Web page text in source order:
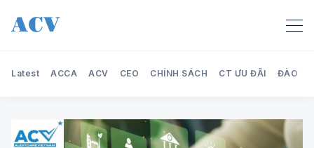
Latest ACCA ACV CEO CHÍNH SÁCH CT ƯU ĐÃI ĐÀO